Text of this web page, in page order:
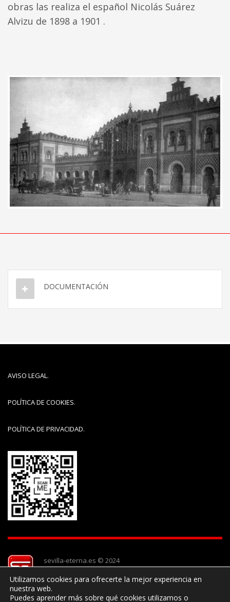
obras las realiza el español Nicolás Suárez
Alvizu de 1898 a 1901 .
DOCUMENTACIÓN
AVISO LEGAL.
POLÍTICA DE COOKIES.
POLÍTICA DE PRIVACIDAD.
sevilla-eterna.es © 2024
Utilizamos cookies para ofrecerte la mejor experiencia en
nuestra web.
Puedes aprender más sobre qué cookies utilizamos o